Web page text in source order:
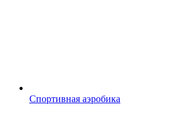
Спортивная аэробика